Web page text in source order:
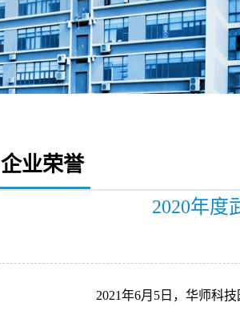
企业荣誉
2020年度
2021年6月5日，华师科